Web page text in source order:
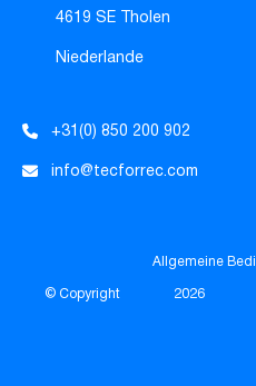
4619 SE Tholen
Niederlande
+31(0) 850 200 902
info@tecforrec.com
© Copyright 2026
Allgemeine